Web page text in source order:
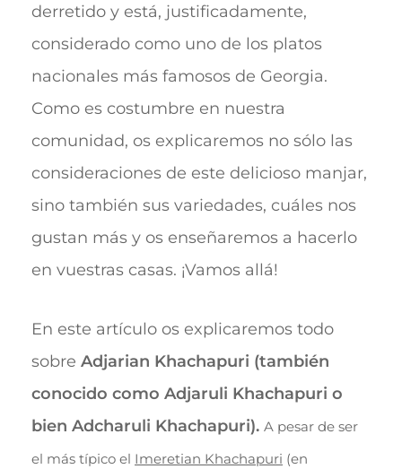
derretido y está, justificadamente,
considerado como uno de los platos
nacionales más famosos de Georgia.
Como es costumbre en nuestra
comunidad, os explicaremos no sólo las
consideraciones de este delicioso manjar,
sino también sus variedades, cuáles nos
gustan más y os enseñaremos a hacerlo
en vuestras casas. ¡Vamos allá!
En este artículo os explicaremos todo
sobre Adjarian Khachapuri (también
conocido como Adjaruli Khachapuri o
bien Adcharuli Khachapuri). A pesar de ser
el más típico el Imeretian Khachapuri (en